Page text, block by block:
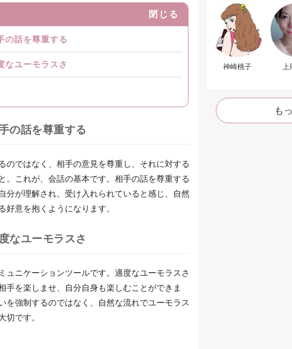
閉じる
の話を尊重する
なユーモラスさ
の話を尊重する
のではなく、相手の意見を尊重し、それに対する
。これが、会話の基本です。相手の話を尊重する
分が理解され、受け入れられていると感じ、自然
好意を抱くようになります。
なユーモラスさ
ュニケーションツールです。適度なユーモラスさ
手を楽しませ、自分自身も楽しむことができま
を強制するのではなく、自然な流れでユーモラス
切です。
神崎桃子 上
も